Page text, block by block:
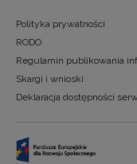
Polityka prywatności
RODO
Regulamin publikowania
Skargi i wnioski
Deklaracja dostępności